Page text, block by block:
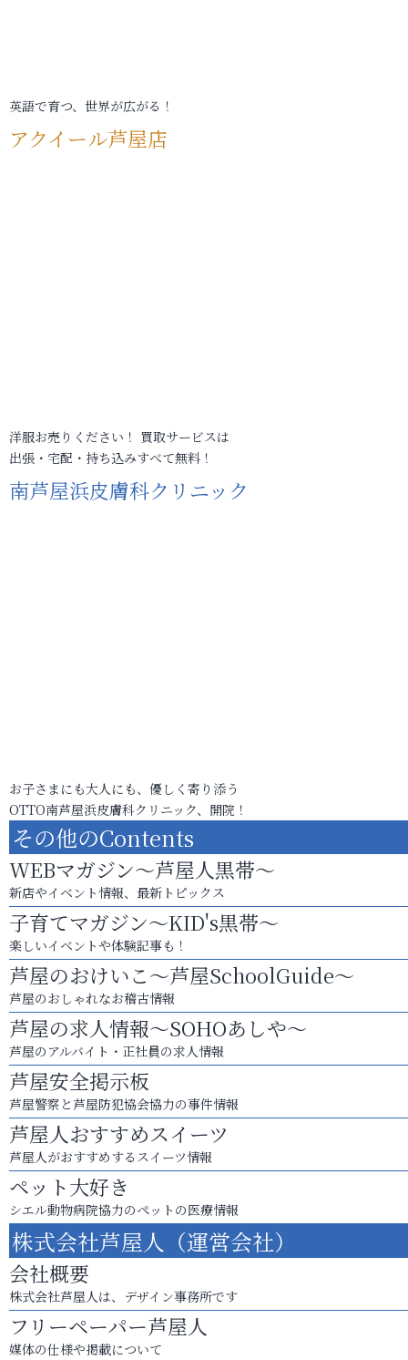
英語で育つ、世界が広がる！
アクイール芦屋店
洋服お売りください！ 買取サービスは
出張・宅配・持ち込みすべて無料！
南芦屋浜皮膚科クリニック
お子さまにも大人にも、優しく寄り添う
OTTO南芦屋浜皮膚科クリニック、開院！
その他のContents
WEBマガジン～芦屋人黒帯～
新店やイベント情報、最新トピックス
子育てマガジン～KID's黒帯～
楽しいイベントや体験記事も！
芦屋のおけいこ～芦屋SchoolGuide～
芦屋のおしゃれなお稽古情報
芦屋の求人情報～SOHOあしや～
芦屋のアルバイト・正社員の求人情報
芦屋安全掲示板
芦屋警察と芦屋防犯協会協力の事件情報
芦屋人おすすめスイーツ
芦屋人がおすすめするスイーツ情報
ペット大好き
シエル動物病院協力のペットの医療情報
株式会社芦屋人（運営会社）
会社概要
株式会社芦屋人は、デザイン事務所です
フリーペーパー芦屋人
媒体の仕様や掲載について